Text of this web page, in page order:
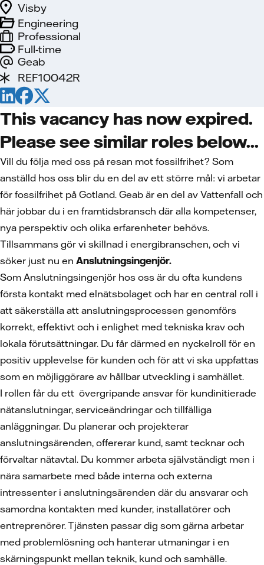
Full-time
Geab
Engineering
Visby
Professional
REF10042R
This vacancy has now expired.
Please see similar roles below...
Vill du följa med oss på resan mot fossilfrihet? Som
anställd hos oss blir du en del av ett större mål: vi arbetar
för fossilfrihet på Gotland. Geab är en del av Vattenfall och
här jobbar du i en framtidsbransch där alla kompetenser,
nya perspektiv och olika erfarenheter behövs.
Tillsammans gör vi skillnad i energibranschen, och vi
söker just nu en Anslutningsingenjör.
Som Anslutningsingenjör hos oss är du ofta kundens
första kontakt med elnätsbolaget och har en central roll i
att säkerställa att anslutningsprocessen genomförs
korrekt, effektivt och i enlighet med tekniska krav och
lokala förutsättningar. Du får därmed en nyckelroll för en
positiv upplevelse för kunden och för att vi ska uppfattas
som en möjliggörare av hållbar utveckling i samhället.
I rollen får du ett övergripande ansvar för kundinitierade
nätanslutningar, serviceändringar och tillfälliga
anläggningar. Du planerar och projekterar
anslutningsärenden, offererar kund, samt tecknar och
förvaltar nätavtal. Du kommer arbeta självständigt men i
nära samarbete med både interna och externa
intressenter i anslutningsärenden där du ansvarar och
samordna kontakten med kunder, installatörer och
entreprenörer. Tjänsten passar dig som gärna arbetar
med problemlösning och hanterar utmaningar i en
skärningspunkt mellan teknik, kund och samhälle.